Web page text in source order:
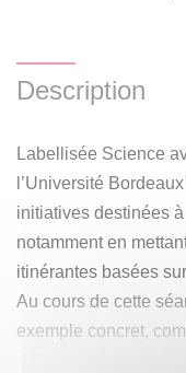
Description
Labellisée Science
l’Université
initiatives destinées
notamment en
itinérantes basées
Au cours de cette
exemple concret,